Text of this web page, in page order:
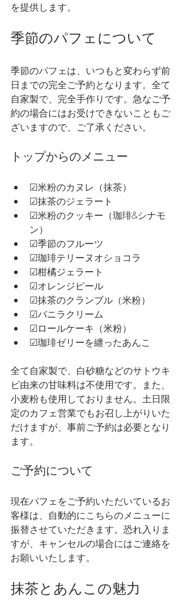
を提供します。
季節のパフェについて
季節のパフェは、いつもと変わらず前
日までの完全ご予約となります。全て
自家製で、完全手作りです。急なご予
約の場合にはお受けできないこともご
ざいますので、ご了承ください。
トップからのメニュー
☑米粉のカヌレ（抹茶）
☑抹茶のジェラート
☑米粉のクッキー（珈琲&シナモ
ン）
☑季節のフルーツ
☑珈琲テリーヌオショコラ
☑柑橘ジェラート
☑オレンジピール
☑抹茶のクランブル（米粉）
☑バニラクリーム
☑ロールケーキ（米粉）
☑珈琲ゼリーを纏ったあんこ
全て自家製で、白砂糖などのサトウキ
ビ由来の甘味料は不使用です。また、
小麦粉も使用しておりません。土日限
定のカフェ営業でもお召し上がりいた
だけますが、事前ご予約は必要となり
ます。
ご予約について
現在パフェをご予約いただいているお
客様は、自動的にこちらのメニューに
振替させていただきます。恐れ入りま
すが、キャンセルの場合にはご連絡を
お願いいたします。
抹茶とあんこの魅力